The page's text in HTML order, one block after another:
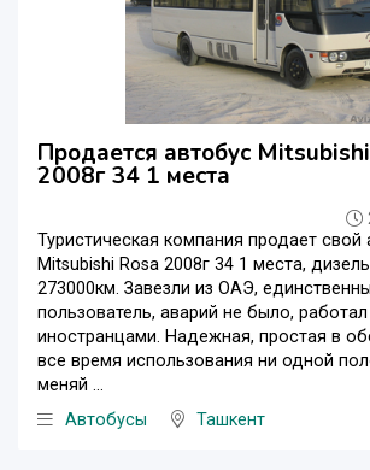
Продается автобус
2008г 34 1 места
Туристическая компания продает свой
Mitsubishi Rosa 2008г 34 1 места,
273000км. Завезли из ОАЭ,
пользователь, аварий не было,
иностранцами. Надежная, простая в
все время использования ни одной
меняй ...
Автобусы
Ташкент